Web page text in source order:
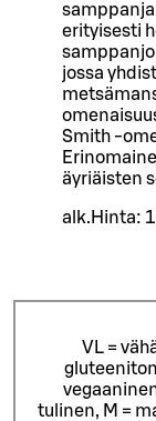
erityisesti
jossa
Smith -
äyriäisten
alk. Hinta:
VL =
tulinen, M =